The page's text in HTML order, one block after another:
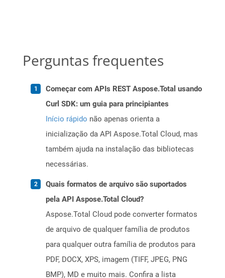
Perguntas frequentes
Começar com APIs REST Aspose.Total usando
Curl SDK: um guia para principiantes
Início rápido não apenas orienta a
inicialização da API Aspose.Total Cloud, mas
também ajuda na instalação das bibliotecas
necessárias.
Quais formatos de arquivo são suportados
pela API Aspose.Total Cloud?
Aspose.Total Cloud pode converter formatos
de arquivo de qualquer família de produtos
para qualquer outra família de produtos para
PDF, DOCX, XPS, imagem (TIFF, JPEG, PNG
BMP), MD e muito mais. Confira a lista